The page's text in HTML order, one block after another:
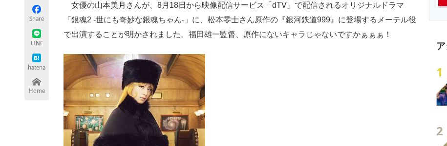
ちょっと気になるネットの話題
Share
LINE
hatena
Home
女優の山本美月さんが、8月18日から映像配信サービス「dTV」で配信されるオリジナルドラマ
「銀魂2 -世にも奇妙な銀魂ちゃん-」に、松本零士さん原作の『銀河鉄道999』に登場するメーテル役
で出演することが明かされました。福田雄一監督、原作にないキャラじゃないですかぁぁぁ！
1
2